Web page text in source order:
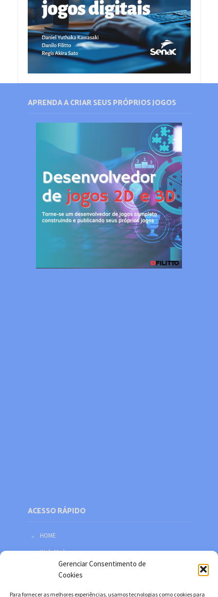
Gerenciar Consentimento de
Cookies
Para fornecer as melhores experiências, usamos tecnologias como cookies para
APRENDA A CRIAR SEUS PRÓPRIOS JOGOS
ACESSO RÁPIDO
HOME
Web Mail
Política de privacidade